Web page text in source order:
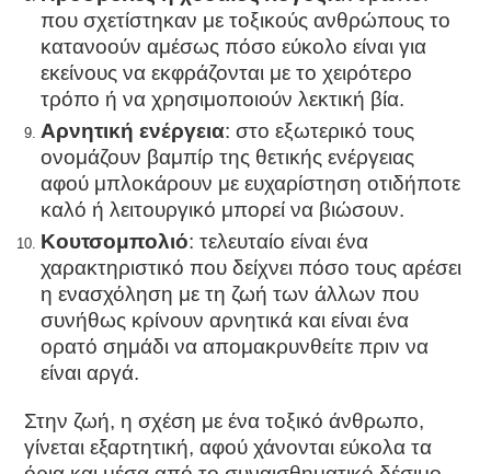
που σχετίστηκαν με τοξικούς ανθρώπους το
κατανοούν αμέσως πόσο εύκολο είναι για
εκείνους να εκφράζονται με το χειρότερο
τρόπο ή να χρησιμοποιούν λεκτική βία.
Αρνητική ενέργεια: στο εξωτερικό τους
ονομάζουν βαμπίρ της θετικής ενέργειας
αφού μπλοκάρουν με ευχαρίστηση οτιδήποτε
καλό ή λειτουργικό μπορεί να βιώσουν.
Κουτσομπολιό: τελευταίο είναι ένα
χαρακτηριστικό που δείχνει πόσο τους αρέσει
η ενασχόληση με τη ζωή των άλλων που
συνήθως κρίνουν αρνητικά και είναι ένα
ορατό σημάδι να απομακρυνθείτε πριν να
είναι αργά.
Στην ζωή, η σχέση με ένα τοξικό άνθρωπο,
γίνεται εξαρτητική, αφού χάνονται εύκολα τα